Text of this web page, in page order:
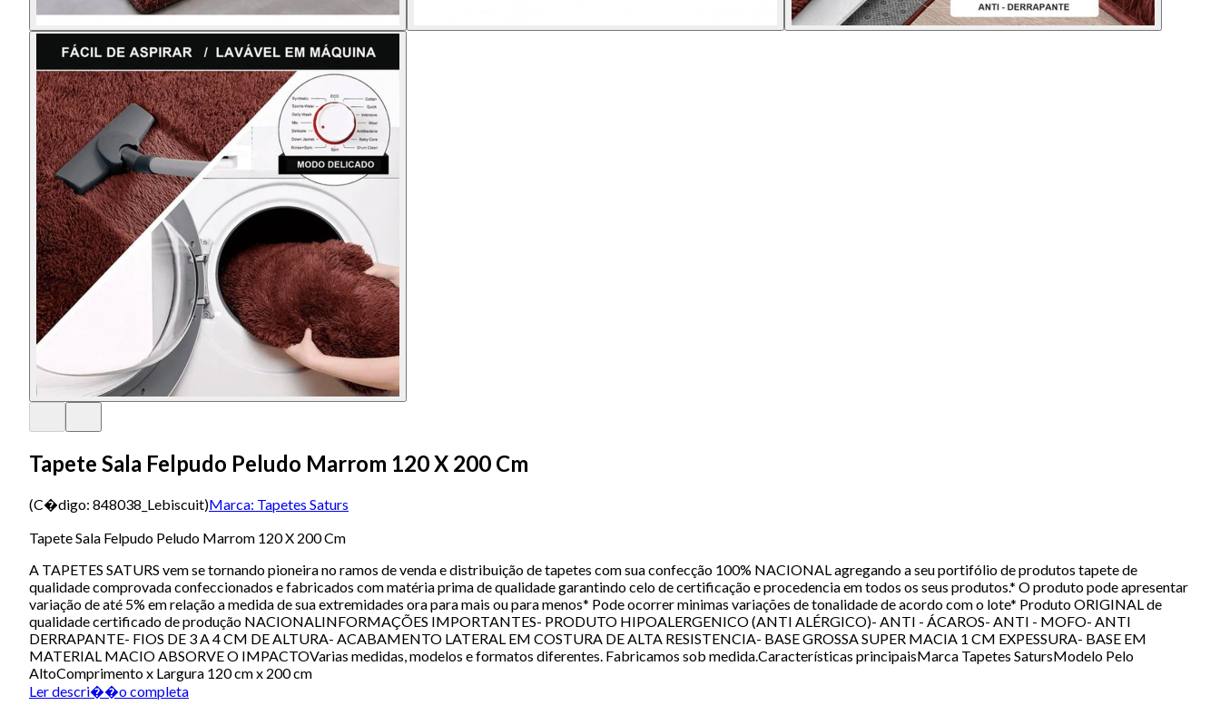
Tapete Sala Felpudo Peludo Marrom 120 X 200 Cm
(C�digo: 848038_Lebiscuit)Marca: Tapetes Saturs
Tapete Sala Felpudo Peludo Marrom 120 X 200 Cm
A TAPETES SATURS vem se tornando pioneira no ramos de venda e distribuição de tapetes com sua confecção 100% NACIONAL agregando a seu portifólio de produtos tapete de
qualidade comprovada confeccionados e fabricados com matéria prima de qualidade garantindo celo de certificação e procedencia em todos os seus produtos.* O produto pode apresentar
variação de até 5% em relação a medida de sua extremidades ora para mais ou para menos* Pode ocorrer minimas variações de tonalidade de acordo com o lote* Produto ORIGINAL de
qualidade certificado de produção NACIONALINFORMAÇÕES IMPORTANTES- PRODUTO HIPOALERGENICO (ANTI ALÉRGICO)- ANTI - ÁCAROS- ANTI - MOFO- ANTI
DERRAPANTE- FIOS DE 3 A 4 CM DE ALTURA- ACABAMENTO LATERAL EM COSTURA DE ALTA RESISTENCIA- BASE GROSSA SUPER MACIA 1 CM EXPESSURA- BASE EM
MATERIAL MACIO ABSORVE O IMPACTOVarias medidas, modelos e formatos diferentes. Fabricamos sob medida.Características principaisMarca Tapetes SatursModelo Pelo
AltoComprimento x Largura 120 cm x 200 cm
Ler descri��o completa